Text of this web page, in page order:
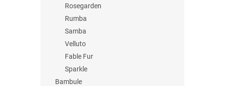
Rosegarden
Rumba
Samba
Velluto
Fable Fur
Sparkle
Bambule